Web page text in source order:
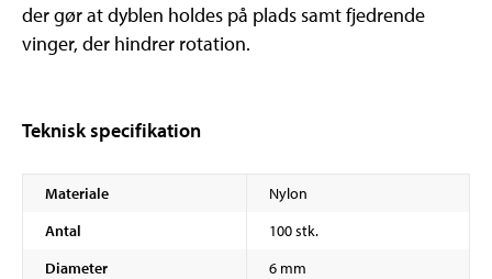
der gør at dyblen holdes på plads samt fjedrende
vinger, der hindrer rotation.
Teknisk specifikation
Materiale
Nylon
Antal
100 stk.
Diameter
6 mm